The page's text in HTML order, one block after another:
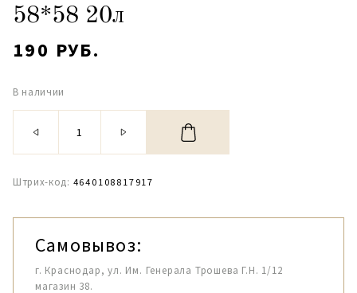
58*58 20л
190 РУБ.
В наличии
Штрих-код: 4640108817917
Самовывоз:
г. Краснодар, ул. Им. Генерала Трошева Г.Н. 1/12
магазин 38.